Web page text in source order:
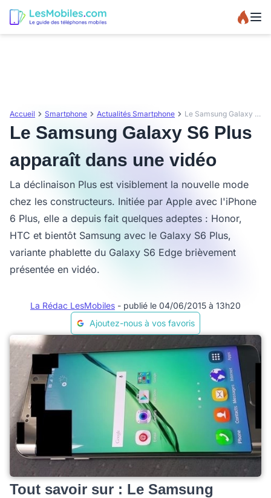
Accueil Smartphone Actualités Smartphone Le Samsung Galaxy S6 Plus apparaît dans une vidéo
Le Samsung Galaxy S6 Plus
apparaît dans une vidéo
La déclinaison Plus est visiblement la nouvelle mode
chez les constructeurs. Initiée par Apple avec l'iPhone
6 Plus, elle a depuis fait quelques adeptes : Honor,
HTC et bientôt Samsung avec le Galaxy S6 Plus,
variante phablette du Galaxy S6 Edge brièvement
présentée en vidéo.
La Rédac LesMobiles - publié le 04/06/2015 à 13h20
Ajoutez-nous à vos favoris
Tout savoir sur : Le Samsung